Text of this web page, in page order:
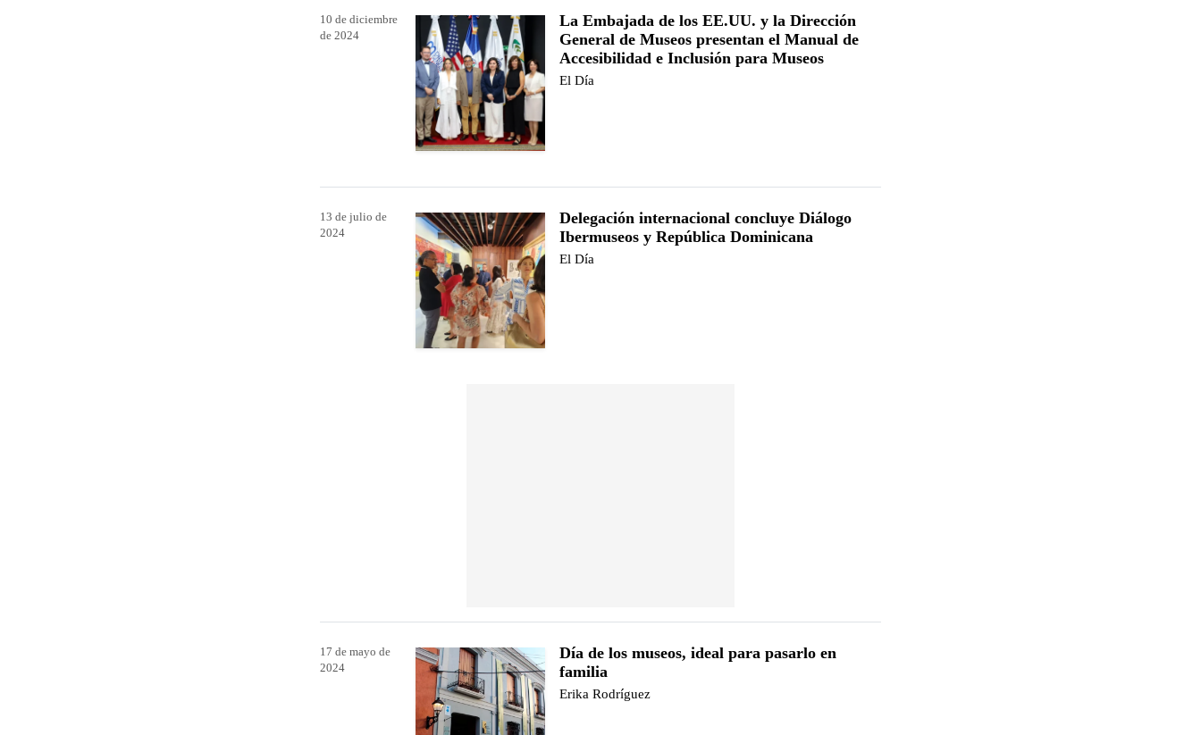
10 de diciembre
de 2024
La Embajada de los EE.UU. y la Dirección
General de Museos presentan el Manual de
Accesibilidad e Inclusión para Museos
El Día
13 de julio de
2024
Delegación internacional concluye Diálogo
Ibermuseos y República Dominicana
El Día
17 de mayo de
2024
Día de los museos, ideal para pasarlo en
familia
Erika Rodríguez